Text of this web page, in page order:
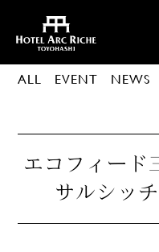
ALL EVENT NEWS
エコフィード
サルシッ